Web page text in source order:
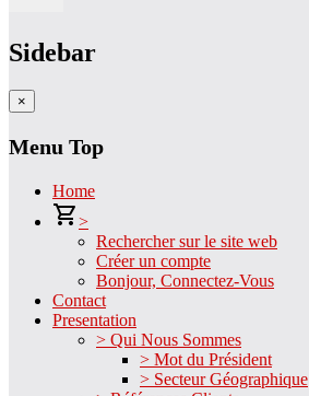
Sidebar
×
Menu Top
Home
>
Rechercher sur le site web
Créer un compte
Bonjour, Connectez-Vous
Contact
Presentation
> Qui Nous Sommes
> Mot du Président
> Secteur Géographique